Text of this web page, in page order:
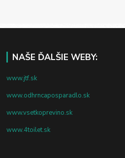
NAŠE ĎALŠIE WEBY:
www.jtf.sk
www.odhrncaposparadlo.sk
www.vsetkoprevino.sk
www.4toilet.sk